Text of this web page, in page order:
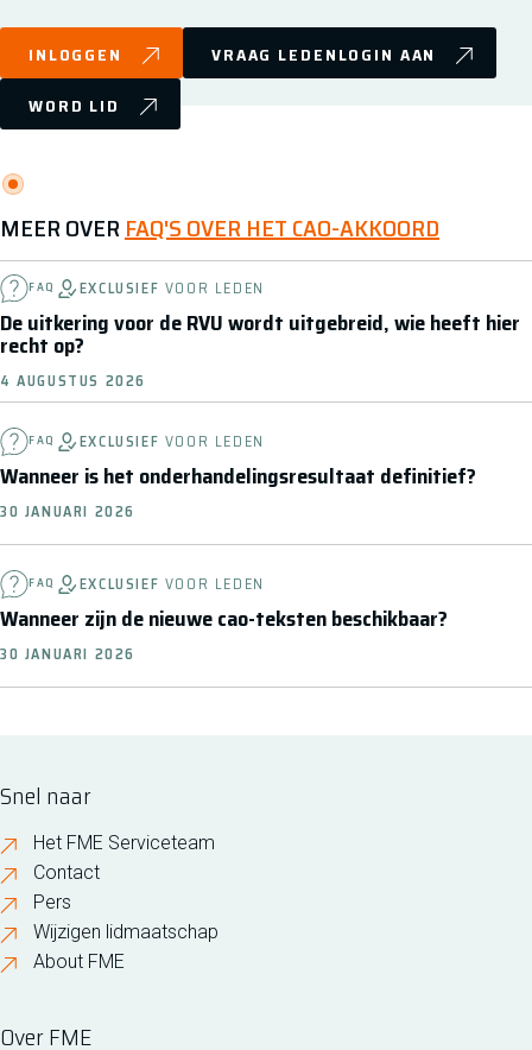
INLOGGEN
VRAAG LEDENLOGIN AAN
WORD LID
MEER OVERFAQ'S OVER HET CAO-AKKOORD
FAQ EXCLUSIEF VOOR LEDEN
De uitkering voor de RVU wordt uitgebreid, wie heeft hier
recht op?
4 AUGUSTUS 2026
FAQ EXCLUSIEF VOOR LEDEN
Wanneer is het onderhandelingsresultaat definitief?
30 JANUARI 2026
FAQ EXCLUSIEF VOOR LEDEN
Wanneer zijn de nieuwe cao-teksten beschikbaar?
30 JANUARI 2026
Snel naar
Het FME Serviceteam
Contact
Pers
Wijzigen lidmaatschap
About FME
Over FME